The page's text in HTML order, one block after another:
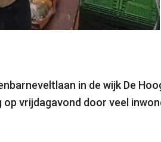
in de wijk De
vrijdagavond door veel